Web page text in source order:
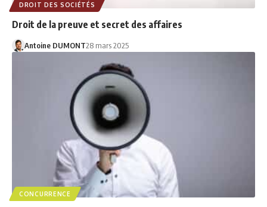
DROIT DES SOCIÉTÉS
Droit de la preuve et secret des affaires
Antoine DUMONT28 mars 2025
CONCURRENCE